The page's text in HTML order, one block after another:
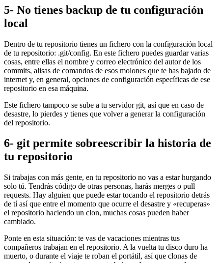
5- No tienes backup de tu configuración
local
Dentro de tu repositorio tienes un fichero con la configuración local
de tu repositorio: .git/config. En este fichero puedes guardar varias
cosas, entre ellas el nombre y correo electrónico del autor de los
commits, alisas de comandos de esos molones que te has bajado de
internet y, en general, opciones de configuración específicas de ese
repositorio en esa máquina.
Este fichero tampoco se sube a tu servidor git, así que en caso de
desastre, lo pierdes y tienes que volver a generar la configuración
del repositorio.
6- git permite sobreescribir la historia de
tu repositorio
Si trabajas con más gente, en tu repositorio no vas a estar hurgando
solo tú. Tendrás código de otras personas, harás merges o pull
requests. Hay alguien que puede estar tocando el repositorio detrás
de tí así que entre el momento que ocurre el desastre y «recuperas»
el repositorio haciendo un clon, muchas cosas pueden haber
cambiado.
Ponte en esta situación: te vas de vacaciones mientras tus
compañeros trabajan en el repositorio. A la vuelta tu disco duro ha
muerto, o durante el viaje te roban el portátil, así que clonas de